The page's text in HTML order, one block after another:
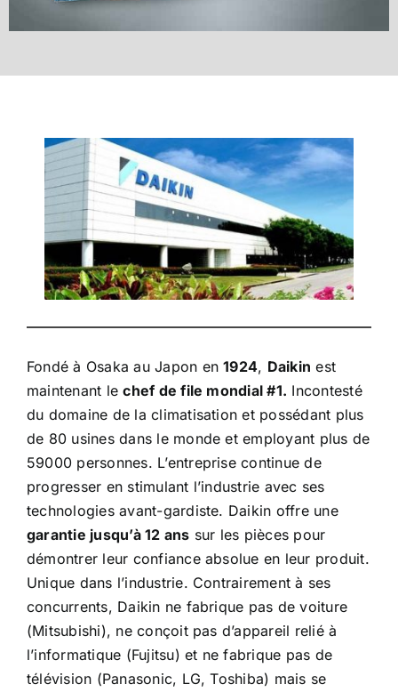
Fondé à Osaka au Japon en1924, Daikin est
maintenant lechef de file mondial #1. Incontesté
du domaine de la climatisation et possédant plus
de 80 usines dans le monde et employant plus de
59000 personnes. L’entreprise continue de
progresser en stimulant l’industrie avec ses
technologies avant-gardiste. Daikin offre une
garantie jusqu’à 12 ans sur les pièces pour
démontrer leur confiance absolue en leur produit.
Unique dans l’industrie. Contrairement à ses
concurrents, Daikin ne fabrique pas de voiture
(Mitsubishi), ne conçoit pas d’appareil relié à
l’informatique (Fujitsu) et ne fabrique pas de
télévision (Panasonic, LG, Toshiba) mais se